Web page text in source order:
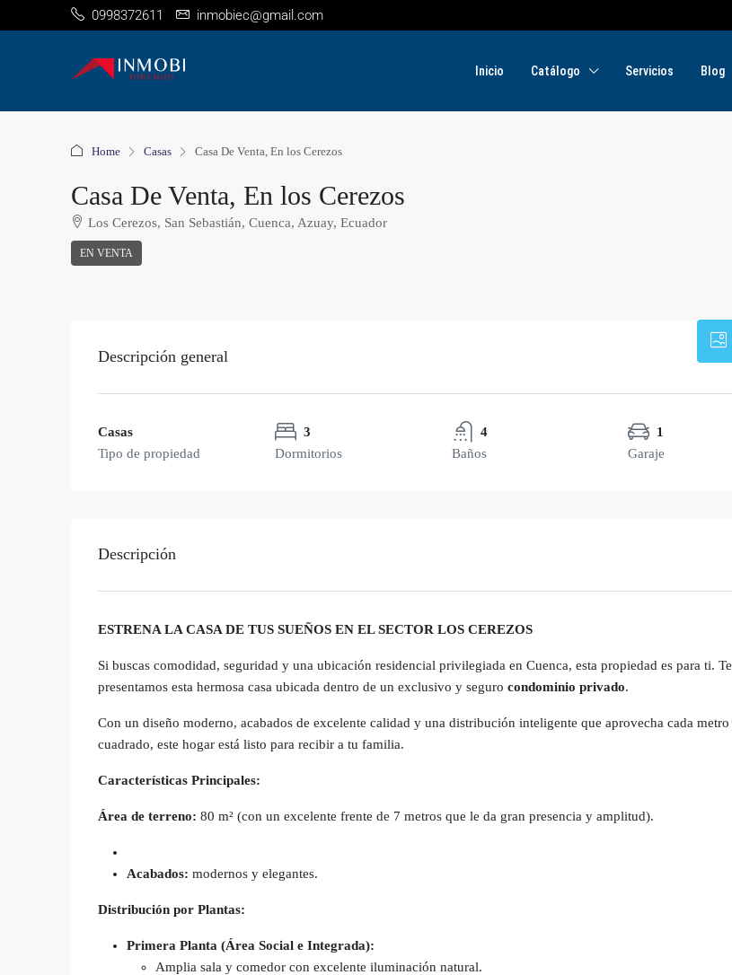
0998372611 inmobiec@gmail.com
Inicio Catálogo Servicios Blog
Home Casas Casa De Venta, En los Cerezos
Casa De Venta, En los Cerezos
Los Cerezos, San Sebastián, Cuenca, Azuay, Ecuador
EN VENTA
Descripción general
Casas
Tipo de propiedad
3
Dormitorios
4
Baños
1
Garaje
Descripción
ESTRENA LA CASA DE TUS SUEÑOS EN EL SECTOR LOS CEREZOS
Si buscas comodidad, seguridad y una ubicación residencial privilegiada en Cuenca, esta propiedad es para ti. Te
presentamos esta hermosa casa ubicada dentro de un exclusivo y seguro condominio privado.
Con un diseño moderno, acabados de excelente calidad y una distribución inteligente que aprovecha cada metro
cuadrado, este hogar está listo para recibir a tu familia.
Características Principales:
Área de terreno: 80 m² (con un excelente frente de 7 metros que le da gran presencia y amplitud).
Acabados: modernos y elegantes.
Distribución por Plantas:
Primera Planta (Área Social e Integrada):
Amplia sala y comedor con excelente iluminación natural.